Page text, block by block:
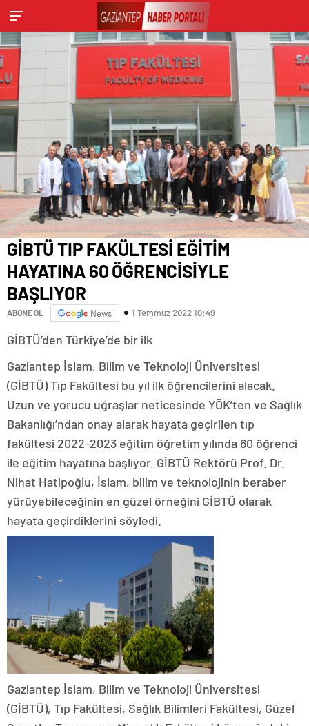
GİBTÜ TIP FAKÜLTESİ EĞİTİM
HAYATINA 60 ÖĞRENCİSİYLE
BAŞLIYOR
ABONE OL News 1 Temmuz 2022 10:49
GİBTÜ’den Türkiye’de bir ilk
Gaziantep İslam, Bilim ve Teknoloji Üniversitesi
(GİBTÜ) Tıp Fakültesi bu yıl ilk öğrencilerini alacak.
Uzun ve yorucu uğraşlar neticesinde YÖK’ten ve Sağlık
Bakanlığı’ndan onay alarak hayata geçirilen tıp
fakültesi 2022-2023 eğitim öğretim yılında 60 öğrenci
ile eğitim hayatına başlıyor. GİBTÜ Rektörü Prof. Dr.
Nihat Hatipoğlu, İslam, bilim ve teknolojinin beraber
yürüyebileceğinin en güzel örneğini GİBTÜ olarak
hayata geçirdiklerini söyledi.
Gaziantep İslam, Bilim ve Teknoloji Üniversitesi
(GİBTÜ), Tıp Fakültesi, Sağlık Bilimleri Fakültesi, Güzel
PROJELERİNİ ANLATTI